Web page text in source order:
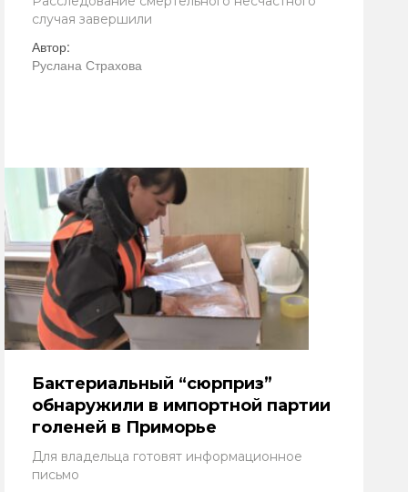
случая завершили
Автор:
Руслана Страхова
Бактериальный “сюрприз”
обнаружили в импортной партии
голеней в Приморье
Для владельца готовят информационное
письмо